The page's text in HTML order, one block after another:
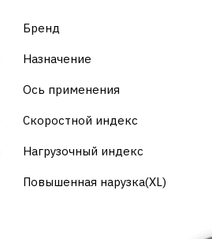
Бренд
Назначение
Ось применения
Скоростной индекс
Нагрузочный индекс
Повышенная нарузка(XL)